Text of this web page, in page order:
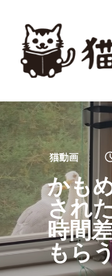
猫動画
かも
され
時間
もら